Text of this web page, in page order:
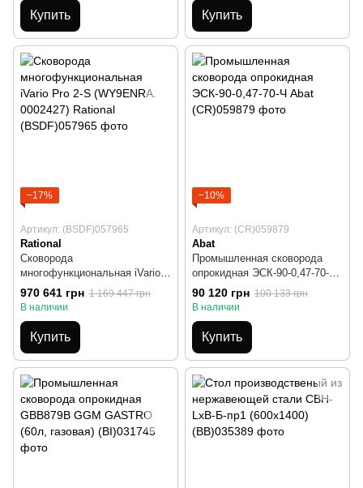
Купить Купить
−17%
Артикул: (BSDF)057965
Rational
Сковорода
многофункциональная iVario
Pro 2-S (WY9ENRA. 0002427)
Rational
970 641 грн 1 169 447 грн
В наличии
Купить
−10%
Артикул: (CR)059879
Abat
Промышленная сковорода
опрокидная ЭСК-90-0,47-70-Ч
Abat
90 120 грн 100 133 грн
В наличии
Купить